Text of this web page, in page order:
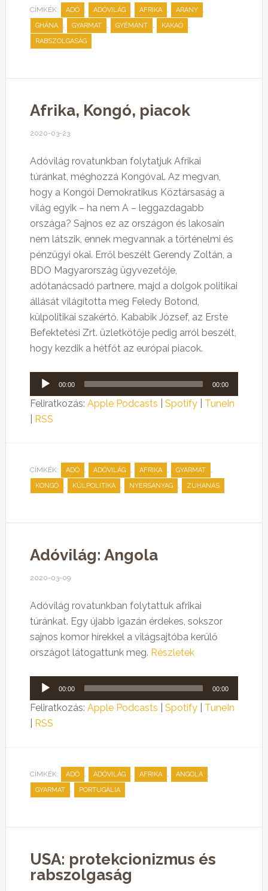
CÍMKÉK: ADÓ , ADÓVILÁG , AFRIKA , ARANY ,
GHÁNA , GYARMAT , GYÉMÁNT , KAKAÓ ,
RABSZOLGASÁG
Afrika, Kongó, piacok
2020-03-23
Adóvilág rovatunkban folytatjuk Afrikai
túránkat, méghozzá Kongóval. Az megvan,
hogy a Kongói Demokratikus Köztársaság a
világ egyik – ha nem A – leggazdagabb
országa? Sajnos ez az országon és lakosain
nem látszik, ennek megvannak a történelmi és
pénzügyi okai. Erről beszélt Gerendy Zoltán, a
BDO Magyarország ügyvezetője,
adótanácsadó partnere, majd a dolgok politikai
állását világította meg Feledy Botond,
külpolitikai szakértő. Kababik József, az Erste
Befektetési Zrt. üzletkötője pedig arról beszélt,
hogy kezdik a hétfőt az európai piacok.
Audió
lejátszó
00:00 00:00
Feliratkozás: Apple Podcasts Spotify| TuneIn
RSS
CÍMKÉK: ADÓ , ADÓVILÁG , AFRIKA , GYARMAT ,
KONGÓ , KÜLPOLITIKA , NYERSANYAG , ZUHANÁS
Adóvilág: Angola
2020-03-09
Adóvilág rovatunkban folytattuk afrikai
túránkat. Egy újabb igazán érdekes, sokszor
sajnos komor hírekkel a világsajtóba kerülő
országot látogattunk meg. Részletek
Audió
lejátszó
00:00 00:00
Feliratkozás: Apple Podcasts Spotify| TuneIn
RSS
CÍMKÉK: ADÓ , ADÓVILÁG , AFRIKA , ANGOLA ,
GYARMAT , PORTUGÁLIA
USA: protekcionizmus és
rabszolgaság